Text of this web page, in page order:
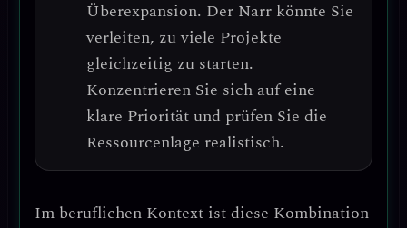
Überexpansion. Der Narr könnte Sie
verleiten, zu viele Projekte
gleichzeitig zu starten.
Konzentrieren Sie sich auf eine
klare Priorität und prüfen Sie die
Ressourcenlage realistisch.
Im beruflichen Kontext ist diese Kombination